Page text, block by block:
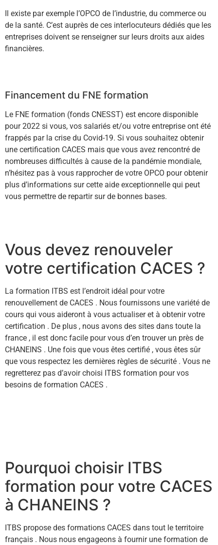
Il existe par exemple l’OPCO de l’industrie, du commerce ou
de la santé. C’est auprès de ces interlocuteurs dédiés que les
entreprises doivent se renseigner sur leurs droits aux aides
financières.
Financement du FNE formation
Le FNE formation (fonds CNESST) est encore disponible
pour 2022 si vous, vos salariés et/ou votre entreprise ont été
frappés par la crise du Covid-19. Si vous souhaitez obtenir
une certification CACES mais que vous avez rencontré de
nombreuses difficultés à cause de la pandémie mondiale,
n’hésitez pas à vous rapprocher de votre OPCO pour obtenir
plus d’informations sur cette aide exceptionnelle qui peut
vous permettre de repartir sur de bonnes bases.
Vous devez renouveler
votre certification CACES ?
La formation ITBS est l’endroit idéal pour votre
renouvellement de CACES . Nous fournissons une variété de
cours qui vous aideront à vous actualiser et à obtenir votre
certification . De plus , nous avons des sites dans toute la
france , il est donc facile pour vous d’en trouver un près de
CHANEINS . Une fois que vous êtes certifié , vous êtes sûr
que vous respectez les dernières règles de sécurité . Vous ne
regretterez pas d’avoir choisi ITBS formation pour vos
besoins de formation CACES .
Pourquoi choisir ITBS
formation pour votre CACES
à CHANEINS ?
ITBS propose des formations CACES dans tout le territoire
français . Nous nous engageons à fournir une formation de